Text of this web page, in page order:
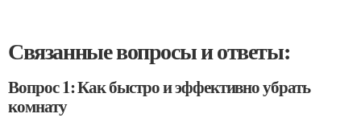
Связанные вопросы и ответы:
Вопрос 1: Как быстро и эффективно убрать
комнату